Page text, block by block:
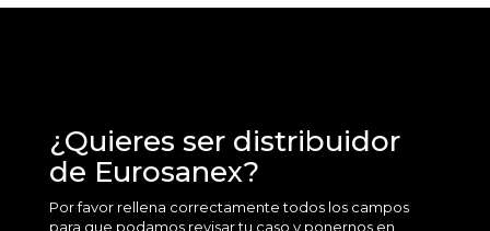
¿Quieres ser distribuidor
de Eurosanex?
Por favor rellena correctamente todos los campos
para que podamos revisar tu caso y ponernos en